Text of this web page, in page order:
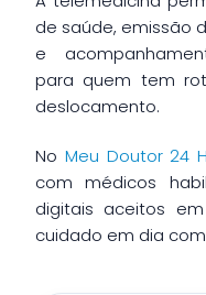
de saúde, emissão
e
para quem tem
deslocamento.
No Meu Doutor 24
com médicos
digitais aceitos
cuidado em dia